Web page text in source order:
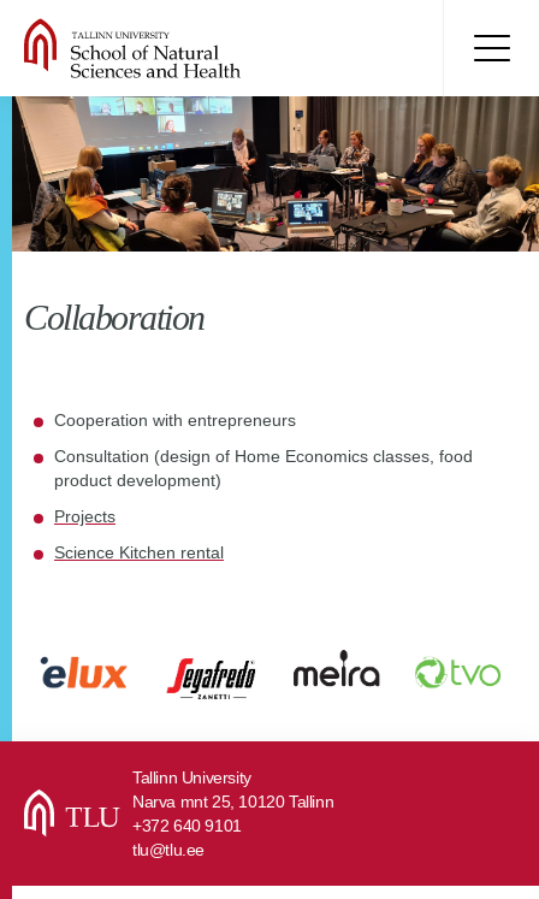
Collaboration
Cooperation with entrepreneurs
Consultation (design of Home Economics classes, food
product development)
Projects
Science Kitchen rental
Tallinn University
Narva mnt 25, 10120 Tallinn
+372 640 9101
tlu@tlu.ee